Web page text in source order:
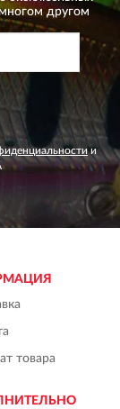
другом
и
товара